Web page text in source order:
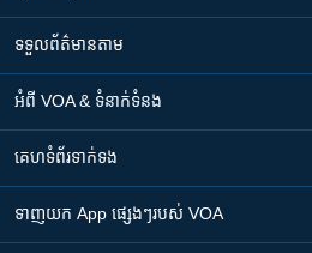
ទទួល​ព័ត៌មាន​តាម
អំពី​ VOA & ទំនាក់ទំនង
គេហទំព័រ​​ទាក់ទង
ទាញយក​ App ផ្សេងៗ​របស់​ VOA